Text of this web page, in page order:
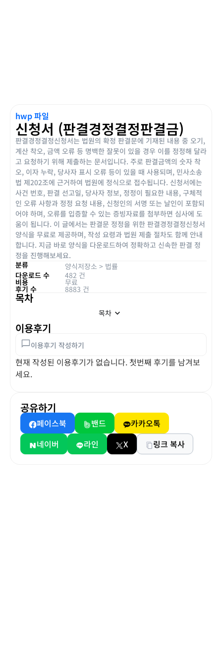
hwp 파일
신청서 (판결경정결정판결금)
판결경정결정신청서는 법원의 확정 판결문에 기재된 내용 중 오기,
계산 착오, 금액 오류 등 명백한 잘못이 있을 경우 이를 정정해 달라
고 요청하기 위해 제출하는 문서입니다. 주로 판결금액의 숫자 착
오, 이자 누락, 당사자 표시 오류 등이 있을 때 사용되며, 민사소송
법 제202조에 근거하여 법원에 정식으로 접수됩니다. 신청서에는
사건 번호, 판결 선고일, 당사자 정보, 정정이 필요한 내용, 구체적
인 오류 사항과 정정 요청 내용, 신청인의 서명 또는 날인이 포함되
어야 하며, 오류를 입증할 수 있는 증빙자료를 첨부하면 심사에 도
움이 됩니다. 이 글에서는 판결문 정정을 위한 판결경정결정신청서
양식을 무료로 제공하며, 작성 요령과 법원 제출 절차도 함께 안내
합니다. 지금 바로 양식을 다운로드하여 정확하고 신속한 판결 정
정을 진행해보세요.
분류
양식저장소 > 법률
다운로드 수
482 건
비용 무료
후기 수 8883 건
목차
목차
이용후기
이용후기 작성하기
현재 작성된 이용후기가 없습니다. 첫번째 후기를 남겨보
세요.
공유하기
페이스북 밴드
카카오톡
네이버
라인 X 링크 복사